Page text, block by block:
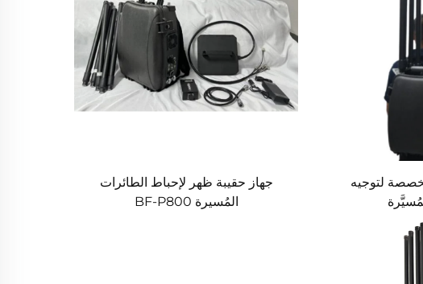
لتوجيه
جهاز حقيبة ظهر لإحباط الطائرات
المُسيرة BF-P800